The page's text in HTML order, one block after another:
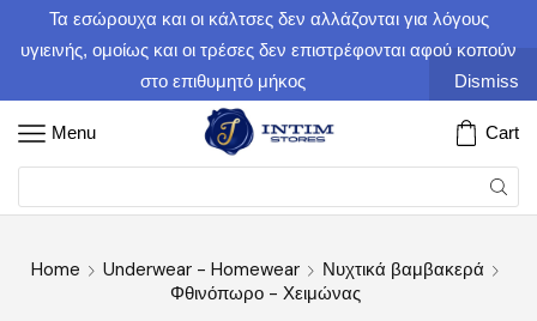
Τα εσώρουχα και οι κάλτσες δεν αλλάζονται για λόγους
υγιεινής, ομοίως και οι τρέσες δεν επιστρέφονται αφού κοπούν
στο επιθυμητό μήκος
Dismiss
Menu Cart
Home Underwear - Homewear
Νυχτικά βαμβακερά
Φθινόπωρο - Χειμώνας